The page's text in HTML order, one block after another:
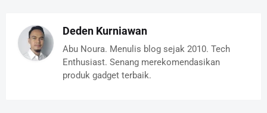
Deden Kurniawan
Abu Noura. Menulis blog sejak 2010. Tech
Enthusiast. Senang merekomendasikan
produk gadget terbaik.